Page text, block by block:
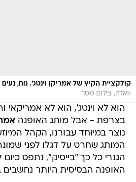
קולקציית הקיץ של אמריקן וינטג'. נוח,
וואלה, צילום מסך
הוא לא וינטג', הוא לא אמריקאי
בצרפת - אבל מותג האופנה
נוצר במיוחד עבורנו, הקהל
המותג שחרט על דגלו לפני
הגנרי כל כך "בייסיק", נתפס
האופנה הבסיסית היותר נחשבים